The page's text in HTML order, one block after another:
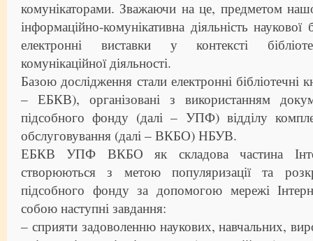
комунікаторами. Зважаючи на це, предметом
інформаційно-комунікативна діяльність наукової
електронні виставки у контексті
комунікаційної діяльності.
Базою дослідження стали електронні бібліотечні
– ЕБКВ), організовані з використанням
підсобного фонду (далі – УПФ) відділу
обслуговування (далі – ВКБО) НБУВ.
ЕБКВ УПФ ВКБО як складова частина
створюються з метою популяризації та
підсобного фонду за допомогою мережі
собою наступні завдання:
– сприяти задоволенню наукових, навчальних,